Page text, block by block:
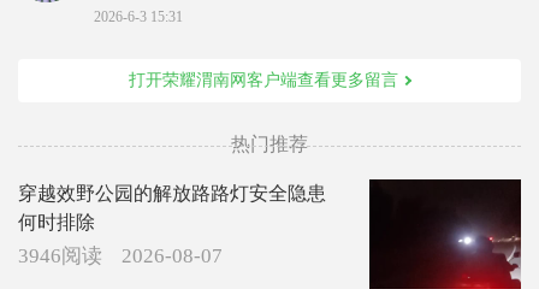
2026-6-3 15:31
打开荣耀渭南网客户端查看更多留言
热门推荐
穿越效野公园的解放路路灯安全隐患
何时排除
3946阅读 2026-08-07